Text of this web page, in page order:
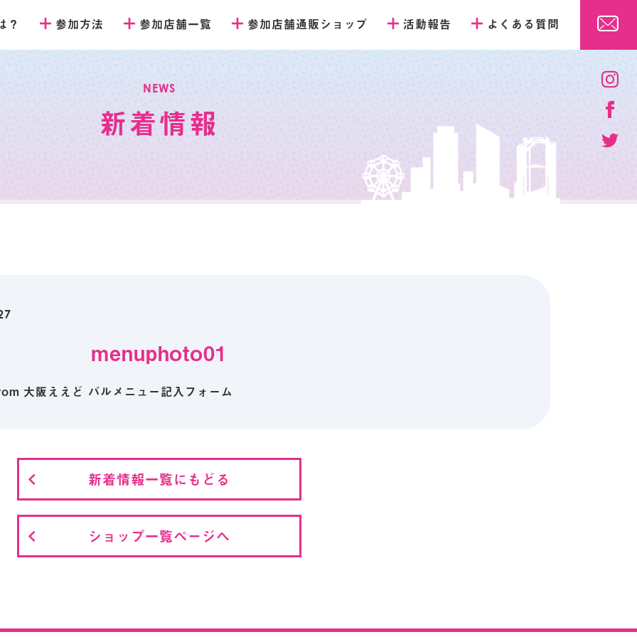
？ 参加方法 参加店舗一覧 参加店舗通販ショップ 活動報告 よくある質問
NEWS
新着情報
menuphoto01
大阪ええど バルメニュー記入フォーム
新着情報一覧にもどる
ショップ一覧ページへ